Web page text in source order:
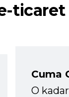
ticaret
Cuma
O